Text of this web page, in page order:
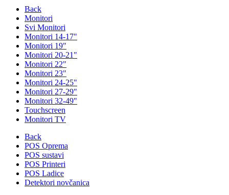
Back
Monitori
Svi Monitori
Monitori 14-17"
Monitori 19"
Monitori 20-21"
Monitori 22"
Monitori 23"
Monitori 24-25"
Monitori 27-29"
Monitori 32-49"
Touchscreen
Monitori TV
Back
POS Oprema
POS sustavi
POS Printeri
POS Ladice
Detektori novčanica